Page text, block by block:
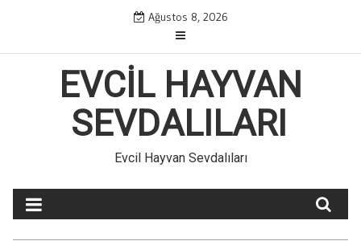
Ağustos 8, 2026
EVCIL HAYVAN
SEVDALILARI
Evcil Hayvan Sevdalıları